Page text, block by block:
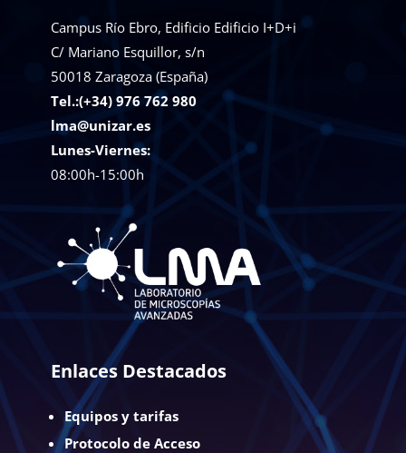
Campus Río Ebro, Edificio Edificio I+D+i
C/ Mariano Esquillor, s/n
50018 Zaragoza (España)
Tel.:(+34) 976 762 980
lma@unizar.es
Lunes-Viernes:
08:00h-15:00h
Enlaces Destacados
Equipos y tarifas
Protocolo de Acceso